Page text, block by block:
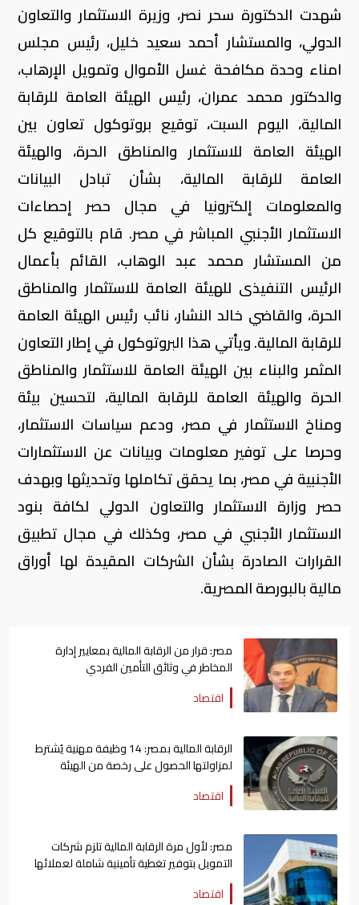
شهدت الدكتورة سحر نصر، وزيرة الاستثمار والتعاون
الدولي، والمستشار أحمد سعيد خليل، رئيس مجلس
امناء وحدة مكافحة غسل الأموال وتمويل الإرهاب،
والدكتور محمد عمران، رئيس الهيئة العامة للرقابة
المالية، اليوم السبت، توقيع بروتوكول تعاون بين
الهيئة العامة للاستثمار والمناطق الحرة، والهيئة
العامة للرقابة المالية، بشأن تبادل البيانات
والمعلومات إلكترونيا في مجال حصر إحصاءات
الاستثمار الأجنبي المباشر في مصر. قام بالتوقيع كل
من المستشار محمد عبد الوهاب، القائم بأعمال
الرئيس التنفيذى للهيئة العامة للاستثمار والمناطق
الحرة، والقاضي خالد النشار، نائب رئيس الهيئة العامة
للرقابة المالية. ويأتي هذا البروتوكول في إطار التعاون
المثمر والبناء بين الهيئة العامة للاستثمار والمناطق
الحرة والهيئة العامة للرقابة المالية، لتحسين بيئة
ومناخ الاستثمار في مصر، ودعم سياسات الاستثمار،
وحرصا على توفير معلومات وبيانات عن الاستثمارات
الأجنبية في مصر، بما يحقق تكاملها وتحديثها وبهدف
حصر وزارة الاستثمار والتعاون الدولي لكافة بنود
الاستثمار الأجنبي في مصر، وكذلك في مجال تطبيق
القرارات الصادرة بشأن الشركات المقيدة لها أوراق
مالية بالبورصة المصرية.
مصر: قرار من الرقابة المالية بمعايير إدارة
المخاطر في وثائق التأمين الفردي
اقتصاد
الرقابة المالية بمصر: 14 وظيفة مهنية يُشترط
لمزاولتها الحصول على رخصة من الهيئة
اقتصاد
مصر: لأول مرة الرقابة المالية تلزم شركات
التمويل بتوفير تغطية تأمينية شاملة لعملائها
اقتصاد